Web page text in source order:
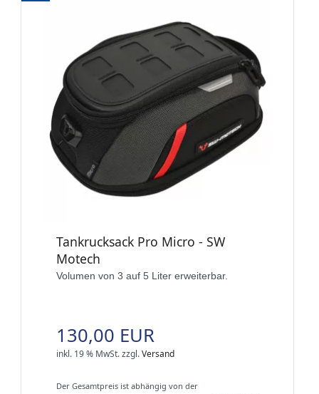
Tankrucksack Pro Micro - SW
Motech
Volumen von 3 auf 5 Liter erweiterbar.
130,00 EUR
inkl. 19 % MwSt.zzgl.Versand
Der Gesamtpreis ist abhängig von der